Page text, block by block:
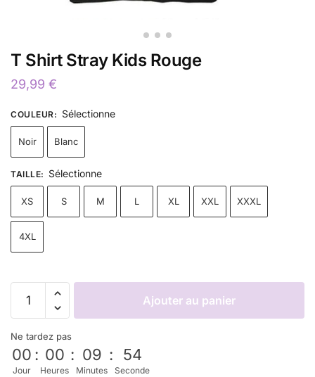
T Shirt Stray Kids Rouge
29,99 €
COULEUR: Sélectionne
Noir Blanc
TAILLE: Sélectionne
XS S M L XL XXL XXXL
4XL
Ajouter au panier
Ne tardez pas
00
Jour
: 00
Heures
: 09
Minutes
: 53
Seconde